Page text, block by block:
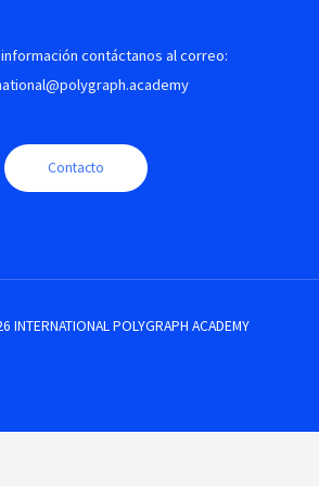
contáctanos al correo:
Contacto
POLYGRAPH ACADEMY